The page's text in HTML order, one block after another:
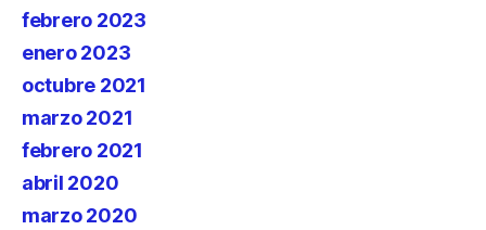
febrero 2023
enero 2023
octubre 2021
marzo 2021
febrero 2021
abril 2020
marzo 2020